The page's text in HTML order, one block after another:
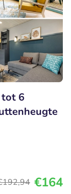
tot 6
,94 €164